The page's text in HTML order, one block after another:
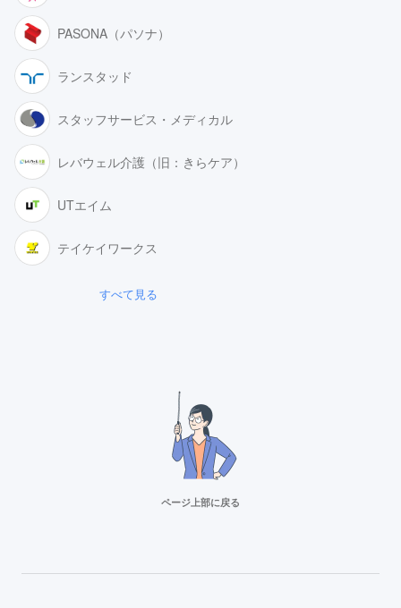
PASONA（パソナ）
ランスタッド
スタッフサービス・メディカル
レバウェル介護（旧：きらケア）
UTエイム
テイケイワークス
すべて見る
ページ上部に戻る